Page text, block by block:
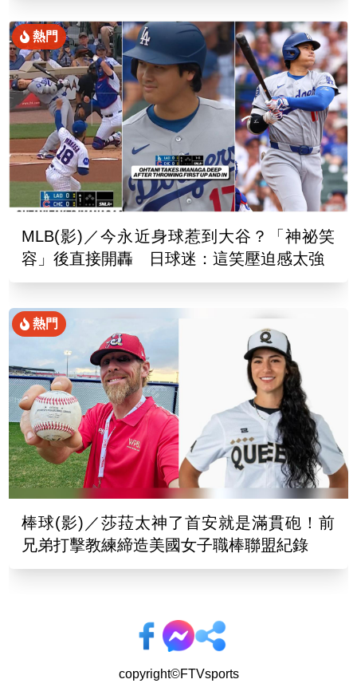
熱門
MLB(影)／今永近身球惹到大谷？「神祕笑
容」後直接開轟 日球迷：這笑壓迫感太強
熱門
棒球(影)／莎菈太神了首安就是滿貫砲！前
兄弟打擊教練締造美國女子職棒聯盟紀錄
copyright©FTVsports